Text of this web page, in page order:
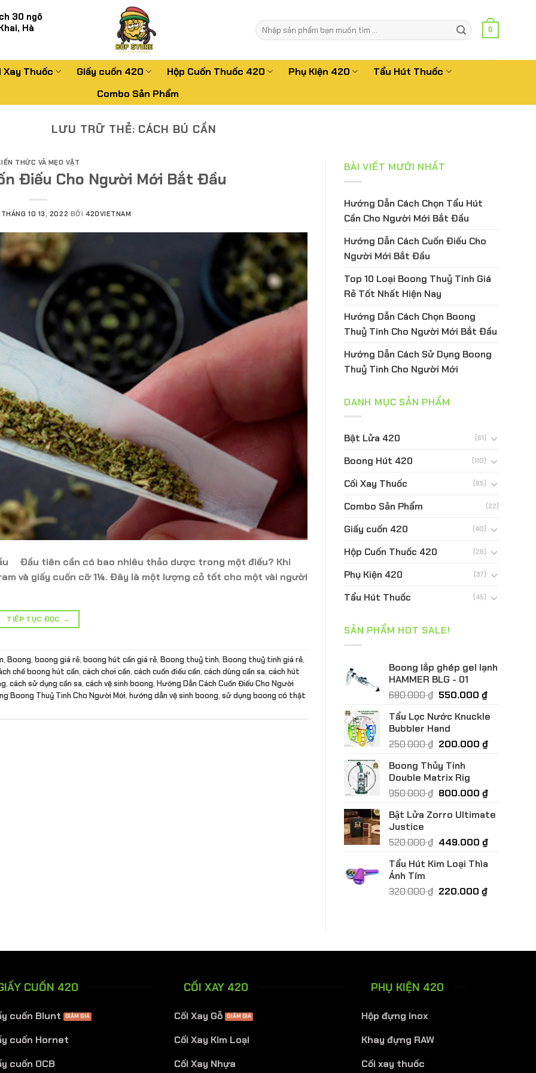
30 ngõ
Hà
Tìm
kiếm:
0
Xay Thuốc Giấy cuốn 420 Hộp Cuốn Thuốc 420 Phụ Kiện 420
Tẩu Hút Thuốc
Combo Sản Phẩm
LƯU TRỮ THẺ: CÁCH BÚ CẦN
THỨC VÀ MẸO VẶT
Điếu Cho Người Mới Bắt Đầu
THÁNG 10 13, 2022 BỞI 420VIETNAM
Đầu tiên cần có bao nhiêu thảo dược trong một điếu? Khi
và giấy cuốn cỡ 1¼. Đây là một lượng cỏ tốt cho một vài người
TIẾP TỤC ĐỌC →
, Boong, boong giá rẻ, boong hút cần giá rẻ, Boong thuỷ tinh, Boong thuỷ tinh giá rẻ,
chế boong hút cần, cách chơi cần, cách cuốn điếu cần, cách dùng cần sa, cách hút
, cách sử dụng cần sa, cách vệ sinh boong, Hướng Dẫn Cách Cuốn Điếu Cho Người
Boong Thuỷ Tinh Cho Người Mới, hướng dẫn vệ sinh boong, sử dụng boong có thật
BÀI VIẾT MƯỚI NHẤT
Hướng Dẫn Cách Chọn Tẩu Hút
Cần Cho Người Mới Bắt Đầu
Hướng Dẫn Cách Cuốn Điếu Cho
Người Mới Bắt Đầu
Top 10 Loại Boong Thuỷ Tinh Giá
Rẻ Tốt Nhất Hiện Nay
Hướng Dẫn Cách Chọn Boong
Thuỷ Tinh Cho Người Mới Bắt Đầu
Hướng Dẫn Cách Sử Dụng Boong
Thuỷ Tinh Cho Người Mới
DANH MỤC SẢN PHẨM
Bật Lửa 420 (61)
Boong Hút 420 (110)
Cối Xay Thuốc (65)
Combo Sản Phẩm (22)
Giấy cuốn 420 (40)
Hộp Cuốn Thuốc 420 (26)
Phụ Kiện 420 (37)
Tẩu Hút Thuốc (45)
SẢN PHẨM HOT SALE!
Boong lắp ghép gel lạnh
HAMMER BLG - 01
680.000₫ Giá
là:
680.000 ₫.
550.000 ₫Giá
tại
550.000 ₫.
Tẩu Lọc Nước Knuckle
Bubbler Hand
250.000₫ Giá
là:
250.000 ₫.
200.000 ₫Giá
200.000 ₫.
Boong Thủy Tinh
Double Matrix Rig
950.000₫ Giá
là:
800.000 ₫Giá
tại
800.000 ₫.
Bật Lửa Zorro Ultimate
Justice
520.000₫ Giá
là:
449.000 ₫Giá
tại
449.000 ₫.
Tẩu Hút Kim Loại Thìa
Ánh Tím
320.000₫ Giá
220.000 ₫Giá
CUỐN 420
cuốn Blunt
cuốn Hornet
cuốn OCB
CỐI XAY 420
Cối Xay Gỗ
Cối Xay Kim Loại
Cối Xay Nhựa
PHỤ KIỆN 420
Hộp đựng inox
Khay đựng RAW
Cối xay thuốc